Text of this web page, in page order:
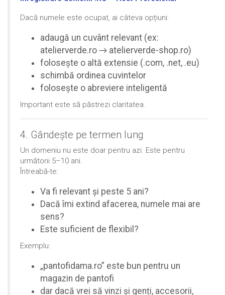
Dacă numele este ocupat, ai câteva opțiuni:
adaugă un cuvânt relevant (ex:
atelierverde.ro → atelierverde-shop.ro)
folosește o altă extensie (.com, .net, .eu)
schimbă ordinea cuvintelor
folosește o abreviere inteligentă
Important este să păstrezi claritatea.
4. Gândește pe termen lung
Un domeniu nu este doar pentru azi. Este pentru
următorii 5–10 ani.
Întreabă-te:
Va fi relevant și peste 5 ani?
Dacă îmi extind afacerea, numele mai are
sens?
Este suficient de flexibil?
Exemplu:
„pantofidama.ro” este bun pentru un
magazin de pantofi
dar dacă vrei să vinzi și genți, accesorii,